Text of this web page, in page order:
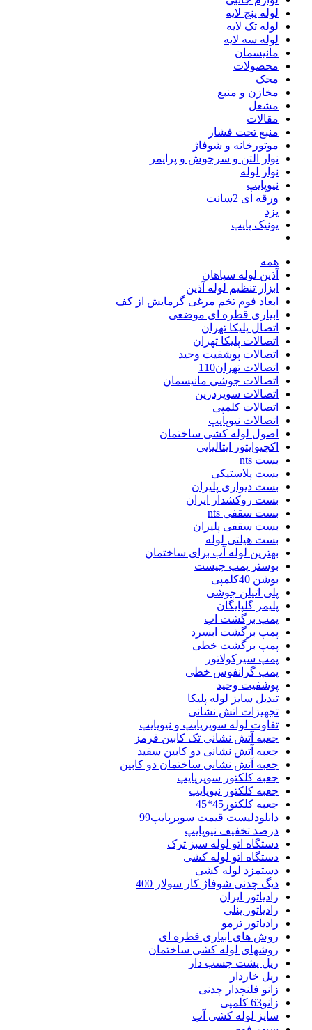
لوله پنج لایه
لوله تک لایه
لوله سه لایه
مانیسمان
محصولات
محک
مخازن و منبع
مشعل
مقالات
منبع تحت فشار
موتورخانه و شوفاژ
نوار التن و سرجوش و پرایمر
نوار لوله
نیوپایپ
ورقه ای 2سانت
یزد
یونیک پایپ
همه
آذین لوله سپاهان
ابزار تنظیم لوله آذین
ابعاد فوم تخم مرغی گرمایش از کف
ابیاری قطره ای موضعی
اتصال پلیکا تهران
اتصالات پلیکا تهران
اتصالات پوشفیت وحید
اتصالات تهران110
اتصالات جوشی مانیسمان
اتصالات سوپردرین
اتصالات کلمپی
اتصالات نیوپایپ
اصول لوله کشی ساختمان
اکچیوایتور ایتالیایی
بست nts
بست پلاستیکی
بست دیواری پلیران
بست روکشدار ایران
بست سقفی nts
بست سقفی پلیران
بست هیلتی لوله
بهترین لوله آب برای ساختمان
بوستر پمپ چیست
بوشن 40کلمپی
پلی اتیلن جوشی
پلیمر گلپایگان
پمپ برگشت اب
پمپ برگشت ابسرد
پمپ برگشت خطی
پمپ سیرکولاتور
پمپ گرانفوس خطی
پوشفیت وحید
تبدیل سایز لوله پلیکا
تجهیزات اتش نشانی
تفاوت لوله سوپرپابپ و نیوپایپ
جعبه آتش نشانی تک کابین قرمز
جعبه آتش نشانی دو کابین سفید
جعبه آتش نشانی ساختمان دو کابین
جعبه کلکتور سوپرپایپ
جعبه کلکتور نیوپایپ
جعبه کلکتور45*45
دانلودلیست قیمت سوپرپایپ99
درصد تخفیف نیوپایپ
دستگاه اتو لوله سبز ترک
دستگاه اتو لوله کشی
دستمزد لوله کشی
دیگ چدنی شوفاژ کار سولار 400
رادیاتور ایران
رادیاتور پنلی
رادیاتور ترمو
روش های ابیاری قطره ای
روشهای لوله کشی ساختمان
ریل پشت چسب دار
ریل خاردار
زانو فلنچدار چدنی
زانو63 کلمپی
سایز لوله کشی آب